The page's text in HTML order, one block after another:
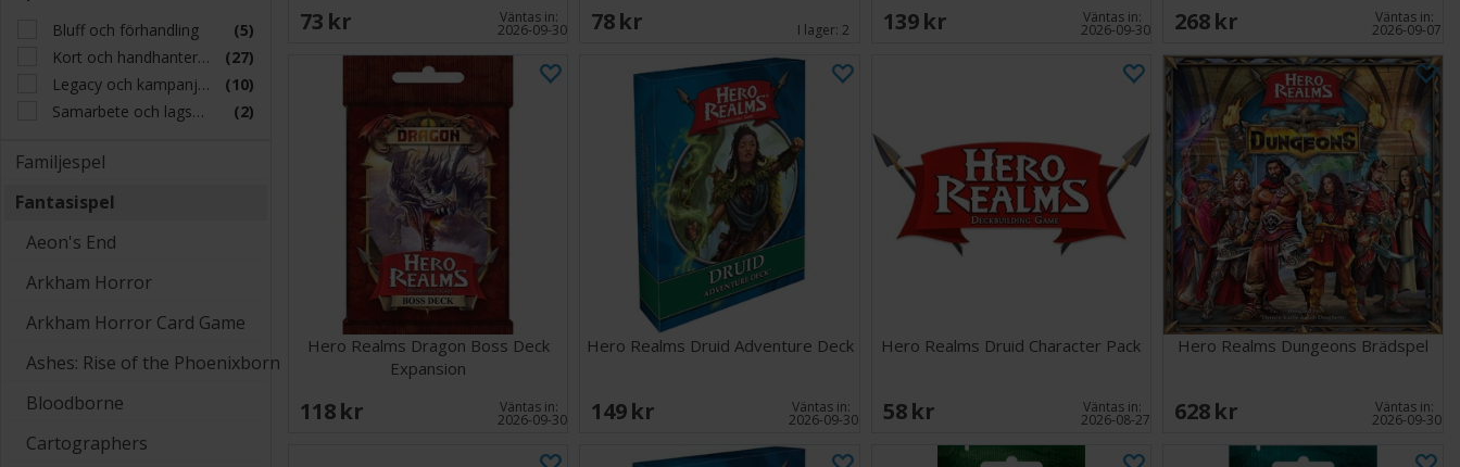
Bluff och förhandling
(5)
Kort och handhantering
(27)
Legacy och kampanjer
(10)
Samarbete och lagspel
(2)
Familjespel
Fantasispel
Aeon's End
Arkham Horror
Arkham Horror Card Game
Ashes: Rise of the Phoenixborn
Bloodborne
Cartographers
73 SEK Väntas in:
2026-09-30 78 SEK I lager:2 139 SEK Väntas in:
2026-09-30 268 SEK Väntas in:
2026-09-07
Hero Realms Dragon Boss Deck
Expansion
118 SEK Väntas in:
2026-09-30
Hero Realms Druid Adventure Deck
149 SEK Väntas in:
2026-09-30
Hero Realms Druid Character Pack
58 SEK Väntas in:
2026-08-27
Hero Realms Dungeons Brädspel
628 SEK Väntas in:
2026-09-30